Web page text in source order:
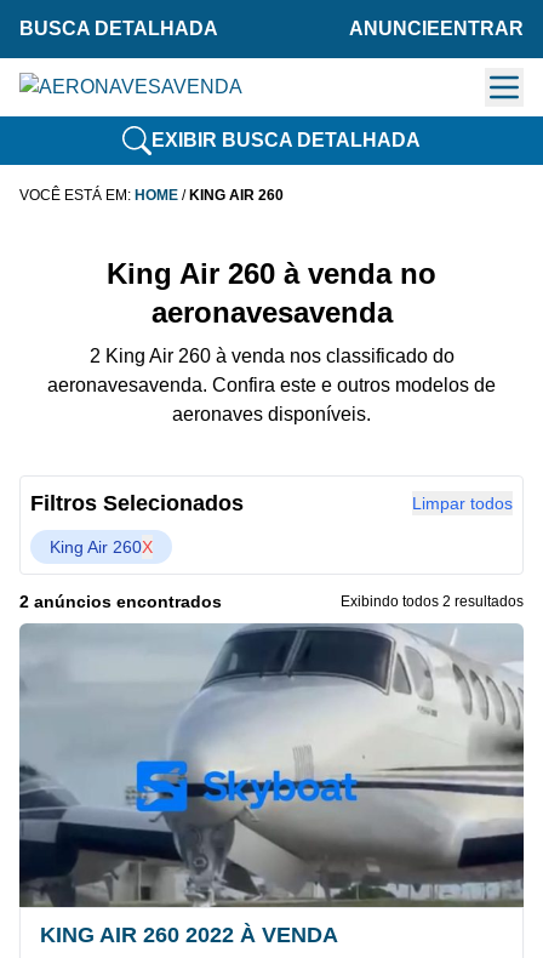
BUSCA DETALHADA ANUNCIE ENTRAR
EXIBIR BUSCA DETALHADA
VOCÊ ESTÁ EM: HOME / KING AIR 260
King Air 260 à venda no
aeronavesavenda
2 King Air 260 à venda nos classificado do
aeronavesavenda. Confira este e outros modelos de
aeronaves disponíveis.
Filtros Selecionados Limpar todos
King Air 260X
2 anúncios encontrados Exibindo todos 2 resultados
KING AIR 260 2022 À VENDA